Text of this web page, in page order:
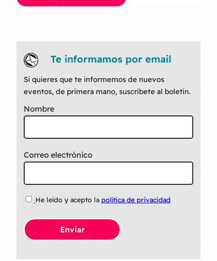
Te informamos por email
Si quieres que te informemos de nuevos
eventos, de primera mano, suscríbete al boletín.
Nombre
Correo electrónico
He leído y acepto la política de privacidad